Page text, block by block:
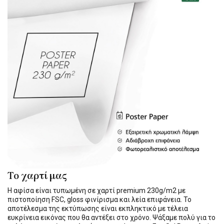
Το χαρτί μας
Η αφίσα είναι τυπωμένη σε χαρτί premium 230g/m2 με
πιστοποίηση FSC, gloss φινίρισμα και λεία επιφάνεια. Το
αποτέλεσμα της εκτύπωσης είναι εκπληκτικό με τέλεια
ευκρίνεια εικόνας που θα αντέξει στο χρόνο. Ψάξαμε πολύ για το